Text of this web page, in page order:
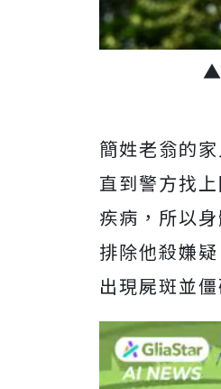
▲
簡姓老翁的
直到警方找
疾病，所以
排除他殺嫌
出現屍斑並